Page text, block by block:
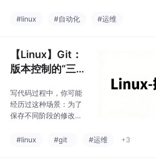
分布在不同的目录里，
成了效率黑洞。Makefil
e 定义了源文件之间的
依赖关系和编译规则，
自动化构建。它最核心
的用途是只重新编译那
些被修改过的文件，而
过。
#linux #自动化 #运维
【Linux】Git：
版本控制的“三板
写代码过程中，你可能
经历过这种场景：为了
保存不同阶段的修改，
“程序-改了一版”、“程
#linux #git #运维 +3